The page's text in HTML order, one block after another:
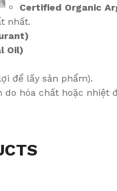
Certified Organic
nhất.
Oil)
để lấy sản phẩm).
do hóa chất hoặc nhiệt